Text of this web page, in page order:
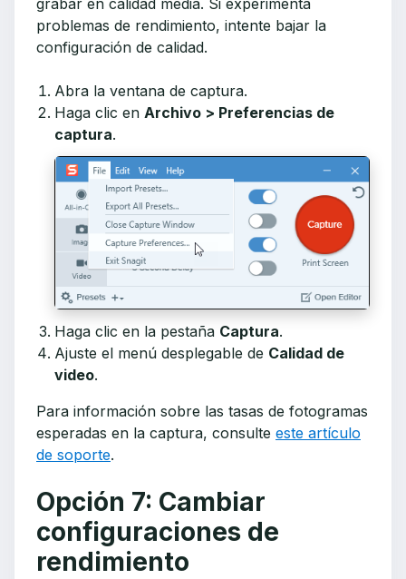
problemas de rendimiento, intente bajar la
configuración de calidad.
Abra la ventana de captura.
Haga clic en Archivo > Preferencias de
captura.
Haga clic en la pestaña Captura.
Ajuste el menú desplegable de Calidad de
video.
Para información sobre las tasas de fotogramas
esperadas en la captura, consulte este artículo
de soporte.
Opción 7: Cambiar
configuraciones de
rendimiento